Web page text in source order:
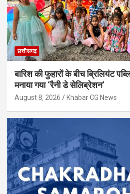
छत्तीसगढ़
बारिश की फुहारों के बीच ब्रिलियंट
मनाया गया ‘रैनी डे सेलिब्रेशन’
August 8, 2026 Khabar CG News